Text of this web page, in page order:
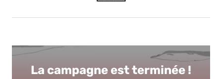
La campagne est terminée !